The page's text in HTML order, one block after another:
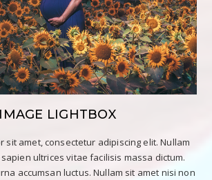
IMAGE LIGHTBOX
sit amet, consectetur adipiscing elit. Nullam
ultrices vitae facilisis massa dictum.
accumsan luctus. Nullam sit amet nisi non